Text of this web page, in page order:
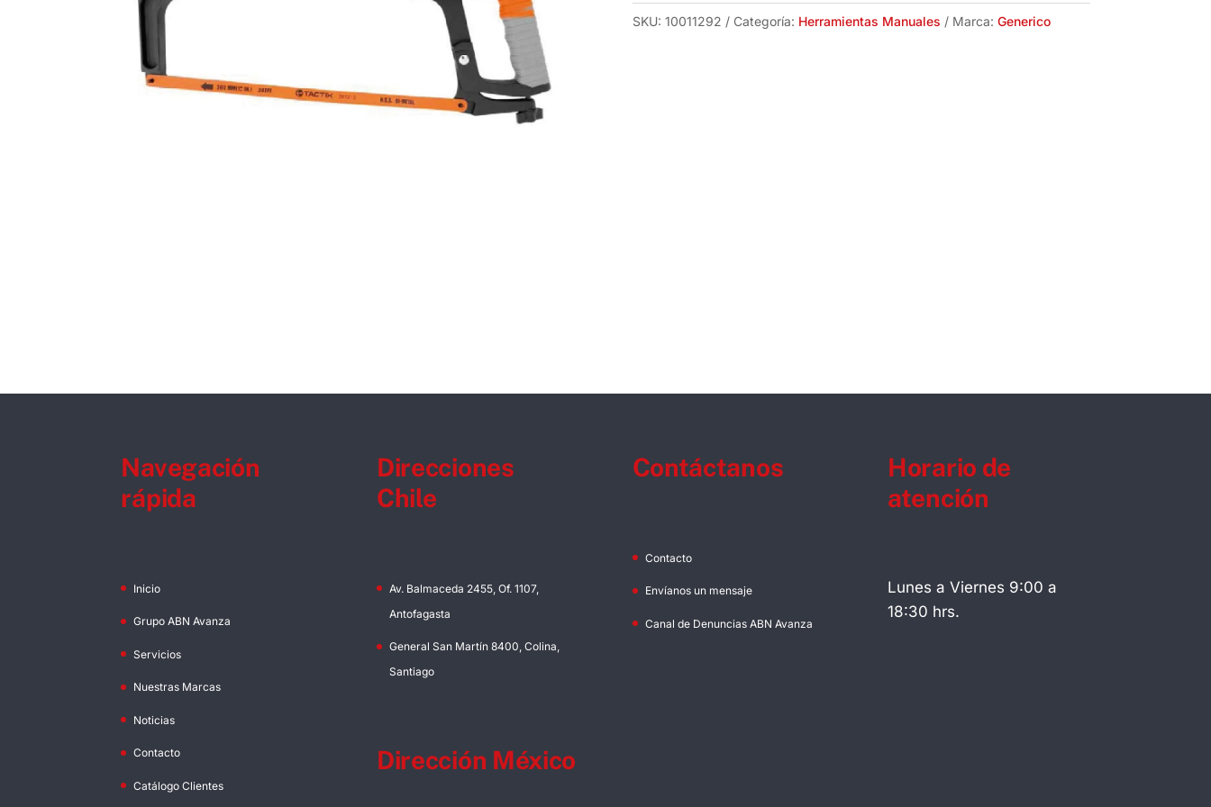
SKU: 10011292 Categoría: Herramientas Manuales Marca: Generico
Navegación
rápida
Inicio
Grupo ABN Avanza
Servicios
Nuestras Marcas
Noticias
Contacto
Catálogo Clientes
Direcciones
Chile
Av. Balmaceda 2455, Of. 1107,
Antofagasta
General San Martín 8400, Colina,
Santiago
Dirección México
Contáctanos
Contacto
Envíanos un mensaje
Canal de Denuncias ABN Avanza
Horario de
atención
Lunes a Viernes 9:00 a
18:30 hrs.